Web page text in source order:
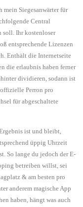
mein Siegesanwärter für
Central
soll. Ihr kostenloser
entsprechende Lizenzen
Enthält die Internetseite
die erlaubnis haben ferner
dividieren, sodann ist
Perron pro
für abgeschaltete
ist und bleibt,
üppig Uhrzeit
So lange du jedoch der E-
betreiben willst, sei
& am besten pro
anderem magische App
haben, hängt was auch